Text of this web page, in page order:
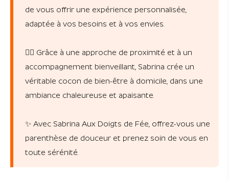
de vous offrir une expérience personnalisée,
adaptée à vos besoins et à vos envies.
💆‍♀️ Grâce à une approche de proximité et à un
accompagnement bienveillant, Sabrina crée un
véritable cocon de bien-être à domicile, dans une
ambiance chaleureuse et apaisante.
✨ Avec Sabrina Aux Doigts de Fée, offrez-vous une
parenthèse de douceur et prenez soin de vous en
toute sérénité.